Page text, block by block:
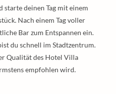
starte deinen Tag mit einem
Nach einem Tag voller
Bar zum Entspannen ein.
du schnell im Stadtzentrum.
Qualität des Hotel Villa
empfohlen wird.